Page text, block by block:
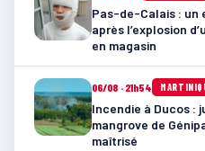
Pas-de-Calais : un
après l’explosion
en magasin
06/08 · 21h54
Incendie à Ducos :
mangrove de
maîtrisé